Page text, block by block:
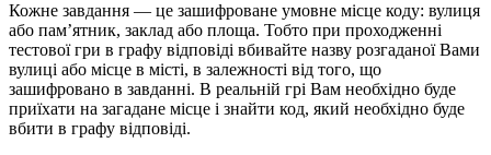
Кожне завдання — це зашифроване умовне місце коду: вулиця
або пам’ятник, заклад або площа. Тобто при проходженні
тестової гри в графу відповіді вбивайте назву розгаданої Вами
вулиці або місце в місті, в залежності від того, що
зашифровано в завданні. В реальній грі Вам необхідно буде
приїхати на загадане місце і знайти код, який необхідно буде
вбити в графу відповіді.